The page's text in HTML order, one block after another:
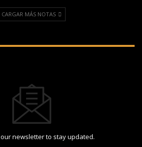
CARGAR MÁS NOTAS
newsletter to stay updated.